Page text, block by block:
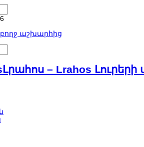
աշխարհից
Լրահոս – Lrahos